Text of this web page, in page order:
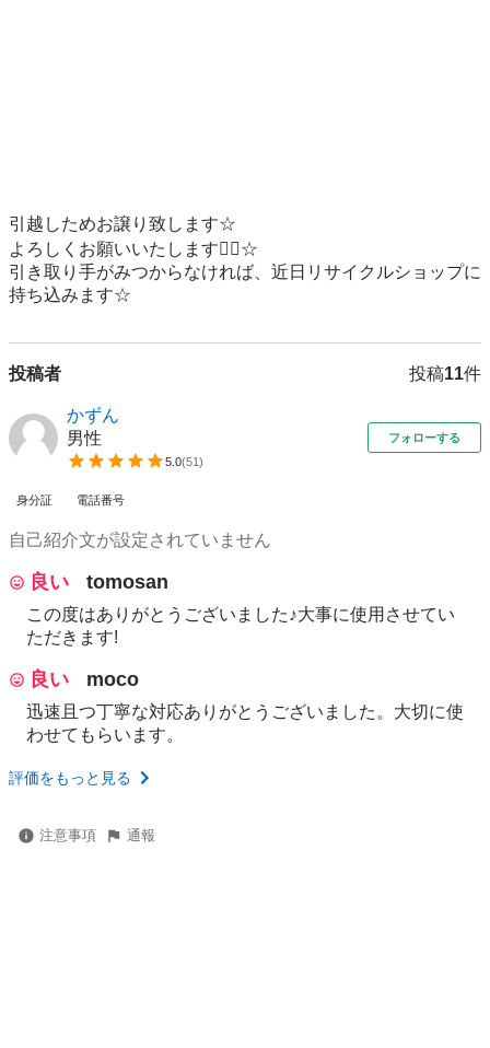
引越しためお譲り致します☆
よろしくお願いいたします🙇‍♂️☆
引き取り手がみつからなければ、近日リサイクルショップに
持ち込みます☆
投稿者 投稿11件
かずん
男性
5.0(51)
フォローする
身分証 電話番号
自己紹介文が設定されていません
良い tomosan
この度はありがとうございました♪大事に使用させてい
ただきます!
良い moco
迅速且つ丁寧な対応ありがとうございました。大切に使
わせてもらいます。
評価をもっと見る
注意事項 通報